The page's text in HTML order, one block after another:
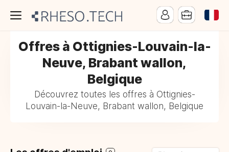
Offres à Ottignies-Louvain-la-
Neuve, Brabant wallon,
Belgique
Découvrez toutes les offres à Ottignies-
Louvain-la-Neuve, Brabant wallon, Belgique